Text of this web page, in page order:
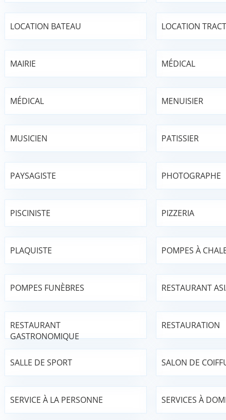
LOCATION BATEAU LOCATION
MAIRIE MÉDICAL
MÉDICAL MENUISIER
MUSICIEN PATISSIER
PAYSAGISTE PHOTOGRAPHE
PISCINISTE PIZZERIA
PLAQUISTE POMPES À
POMPES FUNÈBRES RESTAURANT
RESTAURANT
GASTRONOMIQUE
RESTAURATION
SALLE DE SPORT SALON DE
SERVICE À LA PERSONNE SERVICES À